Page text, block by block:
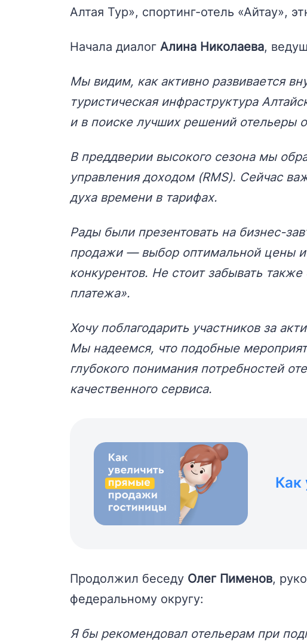
Алтая Тур», спортинг-отель «Айтау»,
Начала диалог Алина Николаева,
Мы видим, как активно развивается
туристическая инфраструктура
и в поиске лучших решений отельеры
В преддверии высокого сезона мы
управления доходом (RMS). Сейчас
духа времени в тарифах.
Рады были презентовать на бизнес-
продажи — выбор оптимальной цены
конкурентов. Не стоит забывать
платежа».
Хочу поблагодарить участников за
Мы надеемся, что подобные
глубокого понимания потребностей
качественного сервиса.
Как
Продолжил беседу Олег Пименов,
федеральному округу:
Я бы рекомендовал отельерам при